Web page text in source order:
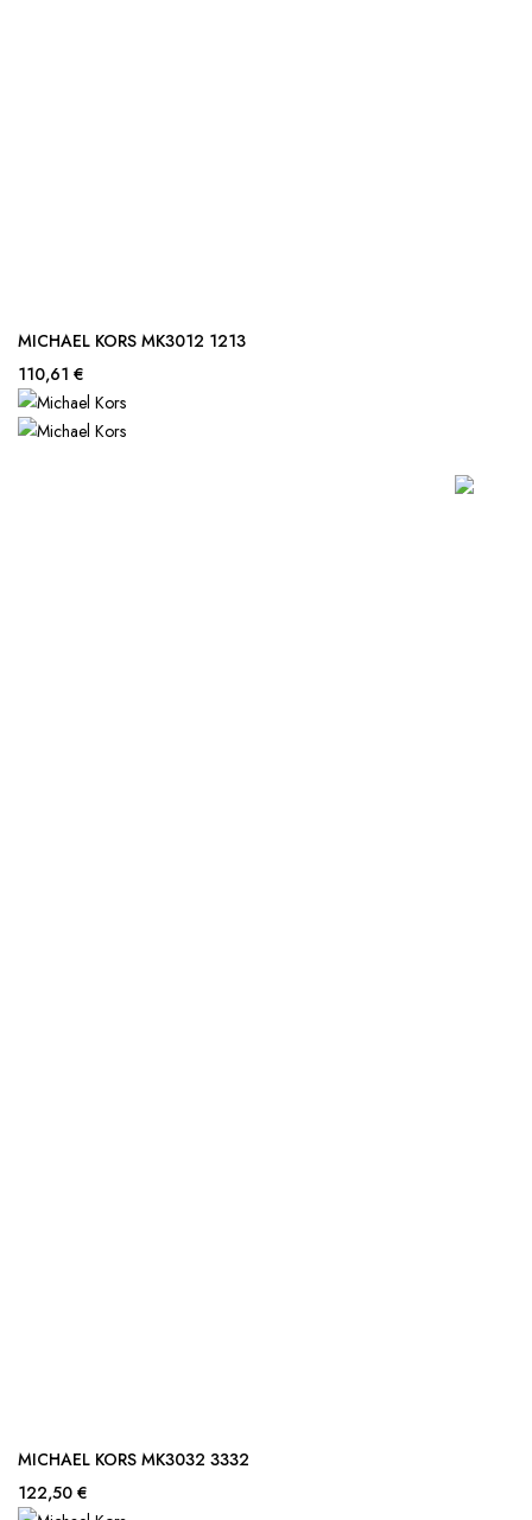
MICHAEL KORS MK3012 1213
110,61 €
MICHAEL KORS MK3032 3332
122,50 €